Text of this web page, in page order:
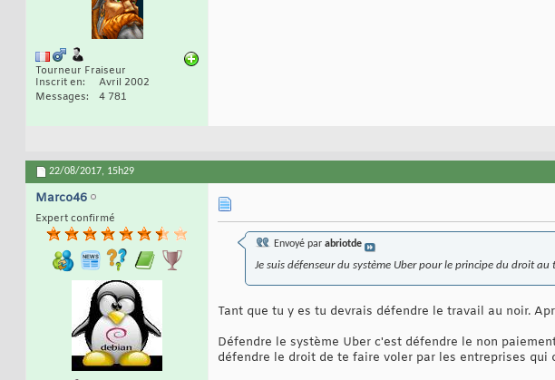
Tourneur Fraiseur
Inscrit en
Avril 2002
Messages
4 781
22/08/2017, 15h29
Marco46
Expert confirmé
Envoyé par abriotde
Je suis défenseur du système Uber pour le principe du droit
Tant que tu y es tu devrais défendre le travail au noir.
Défendre le système Uber c'est défendre le non
défendre le droit de te faire voler par les entreprises qui